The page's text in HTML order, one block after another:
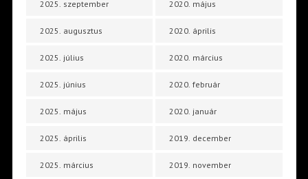
2025. szeptember
2025. augusztus
2025. július
2025. június
2025. május
2025. április
2025. március
2020. május
2020. április
2020. március
2020. február
2020. január
2019. december
2019. november